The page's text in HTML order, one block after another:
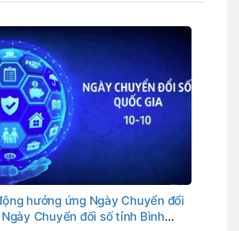
hưởng ứng Ngày Chuyển đổi
Chuyển đổi số tỉnh Bình